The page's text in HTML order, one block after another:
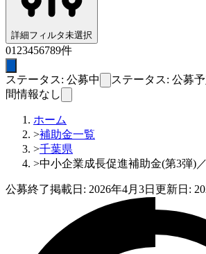
詳細フィルタ未選択
01 23456789件
ステータス: 公募中 ステータス: 公募
間情報なし
ホーム
>補助金一覧
>千葉県
>中小企業成長促進補助金(第3弾)
公募終了掲載日: 2026年4月3日 更新日: